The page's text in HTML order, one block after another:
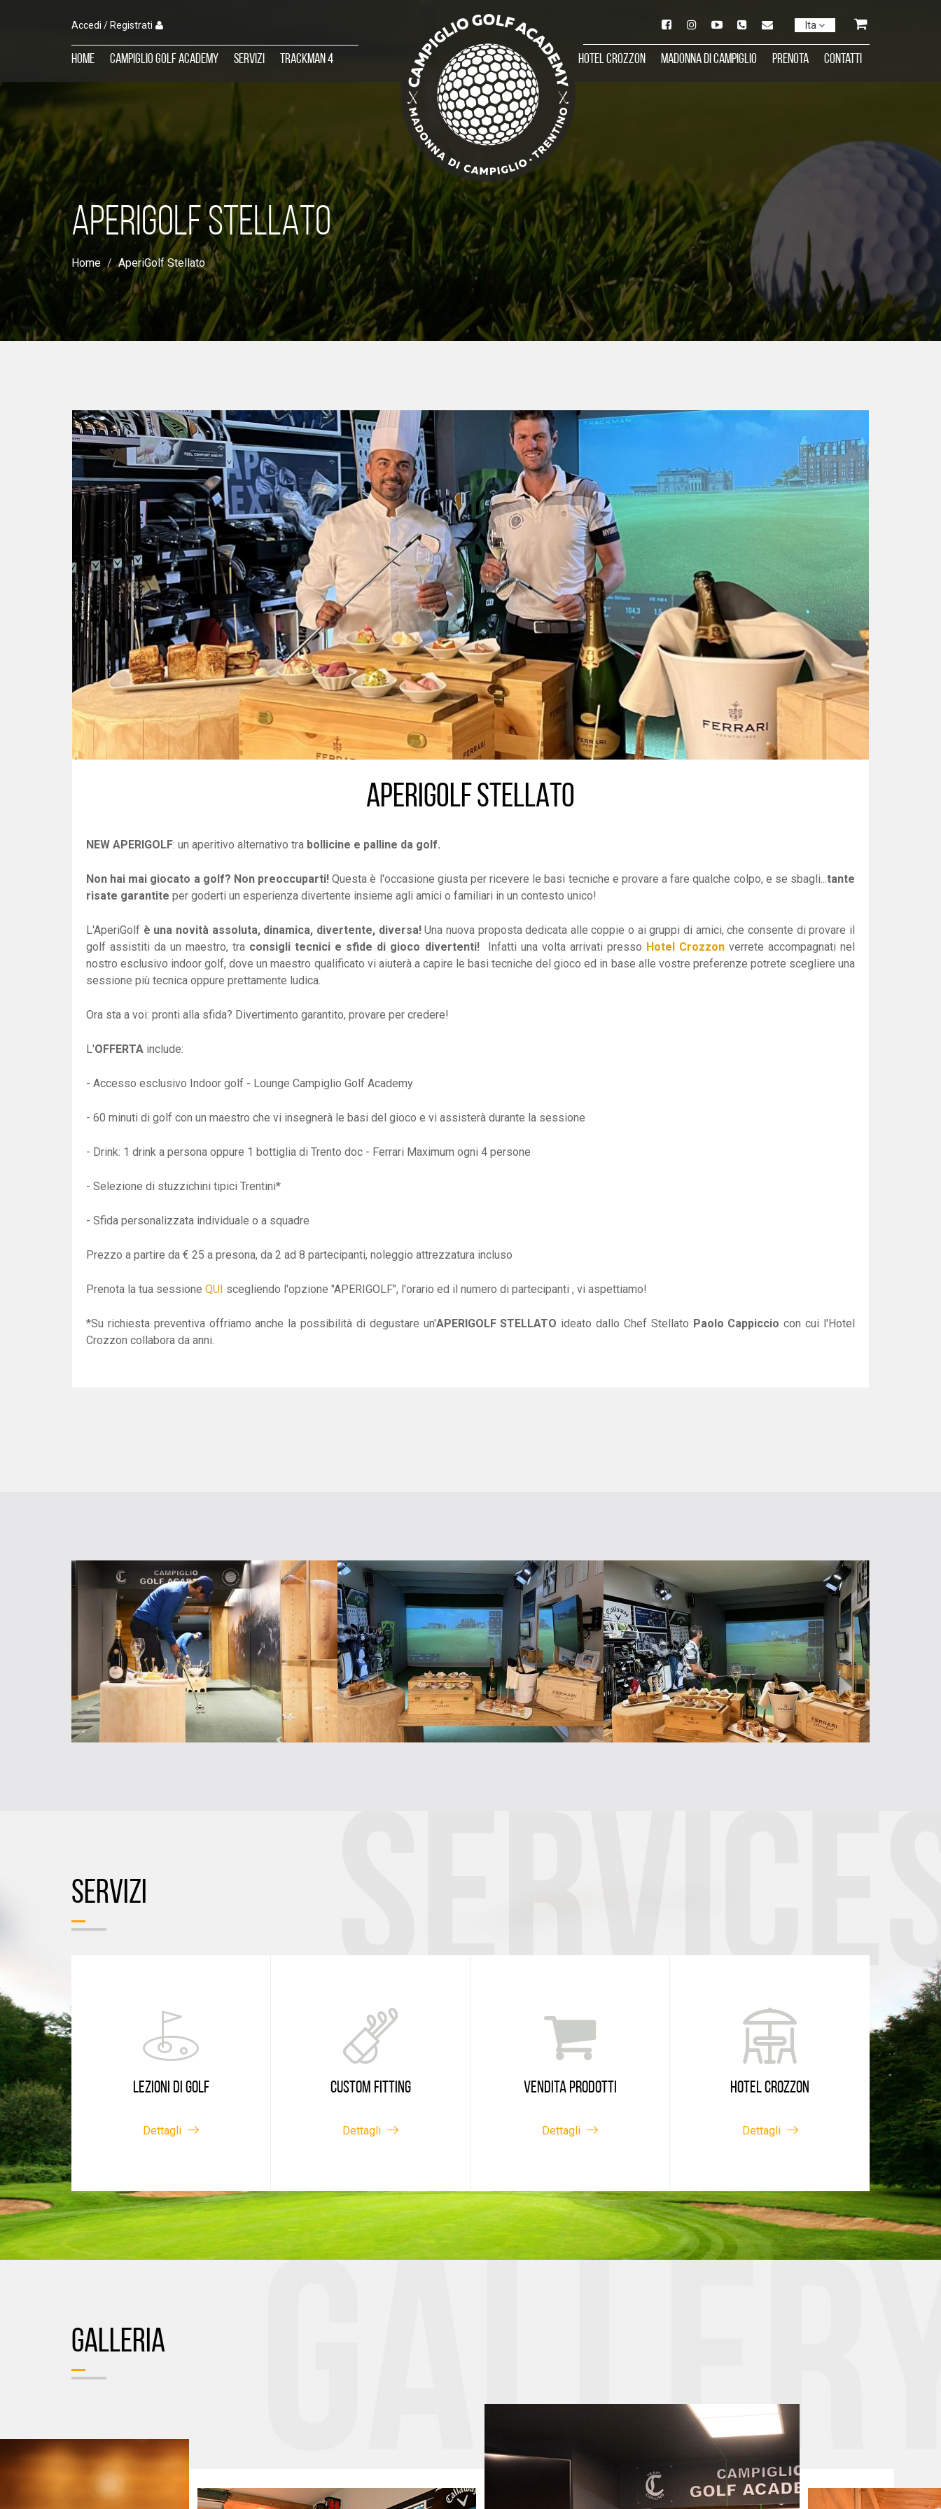
Accedi / Registrati Ita
Home Campiglio Golf Academy Servizi TrackMan 4 Hotel Crozzon Madonna di Campiglio Prenota Contatti
APERIGOLF STELLATO
Home AperiGolf Stellato
APERIGOLF STELLATO
NEW APERIGOLF: un aperitivo alternativo tra bollicine e palline da golf.
Non hai mai giocato a golf? Non preoccuparti! Questa è l'occasione giusta per ricevere le basi tecniche e provare a fare qualche colpo, e se sbagli...tante
risate garantite per goderti un esperienza divertente insieme agli amici o familiari in un contesto unico!
L'AperiGolf è una novità assoluta, dinamica, divertente, diversa!Una nuova proposta dedicata alle coppie o ai gruppi di amici, che consente di provare il
golf assistiti da un maestro, tra consigli tecnici e sfide di gioco divertenti! Infatti una volta arrivati presso Hotel Crozzonverrete accompagnati nel
nostro esclusivo indoor golf, dove un maestro qualificato vi aiuterà a capire le basi tecniche del gioco ed in base alle vostre preferenze potrete scegliere una
sessione più tecnica oppure prettamente ludica.
Ora sta a voi: pronti alla sfida? Divertimento garantito, provare per credere!
L'OFFERTA include:
- Accesso esclusivo Indoor golf - Lounge Campiglio Golf Academy
- 60 minuti di golf con un maestro che vi insegnerà le basi del gioco e vi assisterà durante la sessione
- Drink: 1 drink a persona oppure 1 bottiglia di Trento doc - Ferrari Maximum ogni 4 persone
- Selezione di stuzzichini tipici Trentini*
- Sfida personalizzata individuale o a squadre
Prezzo a partire da € 25 a presona, da 2 ad 8 partecipanti, noleggio attrezzatura incluso
Prenota la tua sessione QUI scegliendo l'opzione "APERIGOLF", l'orario ed il numero di partecipanti , vi aspettiamo!
*Su richiesta preventiva offriamo anche la possibilità di degustare un'APERIGOLF STELLATO ideato dallo Chef Stellato Paolo Cappiccio con cui l'Hotel
Crozzon collabora da anni.
SERVIZI
LEZIONI DI GOLF
Dettagli
CUSTOM FITTING
Dettagli
VENDITA PRODOTTI
Dettagli
HOTEL CROZZON
Dettagli
GALLERIA